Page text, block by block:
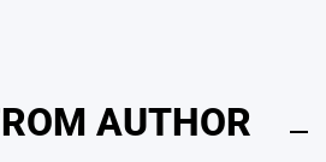
AUTHOR